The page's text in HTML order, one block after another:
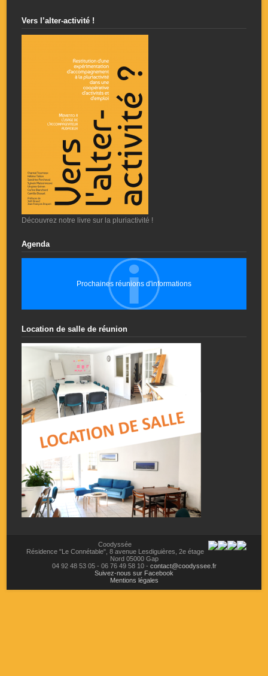
Vers l’alter-activité !
Découvrez notre livre sur la pluriactivité !
Agenda
Prochaines réunions d'informations
Location de salle de réunion
Coodyssée
Résidence "Le Connétable", 8 avenue Lesdiguières, 2e étage
Nord 05000 Gap
04 92 48 53 05- 06 76 49 58 10- contact@coodyssee.fr
Suivez-nous sur Facebook
Mentions légales